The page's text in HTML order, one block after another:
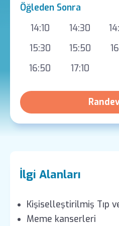
Öğleden Sonra
14:10
14:30
15:30
15:50
16:50
17:10
İlgi Alanları
Kişiselleştirilmiş Tıp
Meme kanserleri